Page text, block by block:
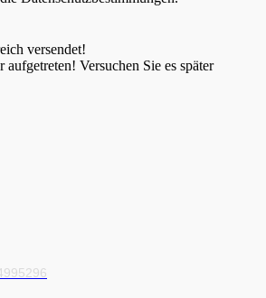
versendet!